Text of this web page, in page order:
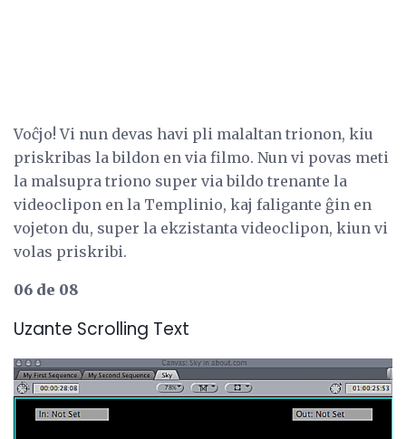
Voĉjo! Vi nun devas havi pli malaltan trionon, kiu
priskribas la bildon en via filmo. Nun vi povas meti
la malsupra triono super via bildo trenante la
videoclipon en la Templinio, kaj faligante ĝin en
vojeton du, super la ekzistanta videoclipon, kiun vi
volas priskribi.
06 de 08
Uzante Scrolling Text